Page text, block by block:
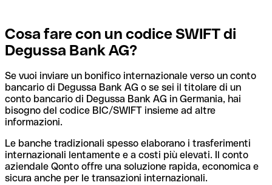
Cosa fare con un codice SWIFT di
Degussa Bank AG?
Se vuoi inviare un bonifico internazionale verso un conto
bancario di Degussa Bank AG o se sei il titolare di un
conto bancario di Degussa Bank AG in Germania, hai
bisogno del codice BIC/SWIFT insieme ad altre
informazioni.
Le banche tradizionali spesso elaborano i trasferimenti
internazionali lentamente e a costi più elevati. Il conto
aziendale Qonto offre una soluzione rapida, economica e
sicura anche per le transazioni internazionali.